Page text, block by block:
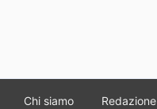
Chi siamo Redazione